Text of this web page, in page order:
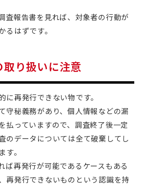
査報告書を見れば、対象者の行動が
るはずです。
り扱いに注意
に再発行できない物です。
守秘義務があり、個人情報などの漏
払っていますので、調査終了後一定
のデータについては全て破棄してし
す。
ば再発行が可能であるケースもある
再発行できないものという認識を持